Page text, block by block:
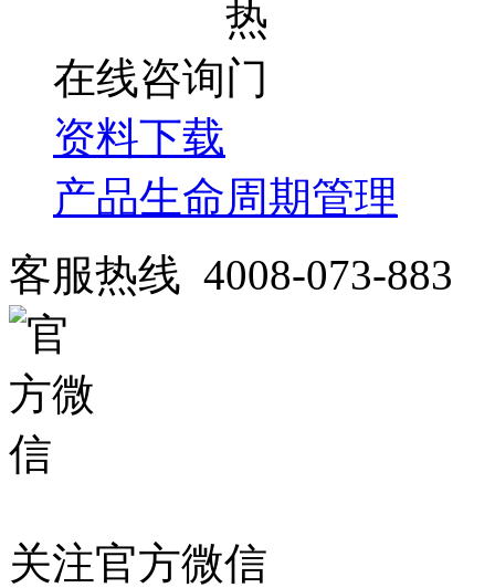
在线咨询
资料下载
产品生命周期管理
客服热线 4008-073-883
关注官方微信